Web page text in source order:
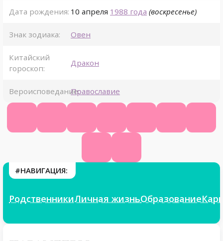
Дата рождения: 10 апреля 1988 года (воскресенье)
Знак зодиака: Овен
Китайский
гороскоп:
Дракон
Вероисповедание:Православие
#НАВИГАЦИЯ:
РодственникиЛичная жизньОбразование